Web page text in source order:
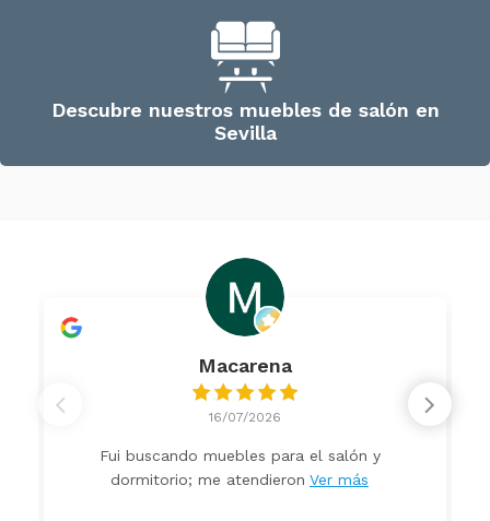
Descubre nuestros muebles de salón en
Sevilla
Macarena
16/07/2026
Fui buscando muebles para el salón y
dormitorio; me atendieron Ver más